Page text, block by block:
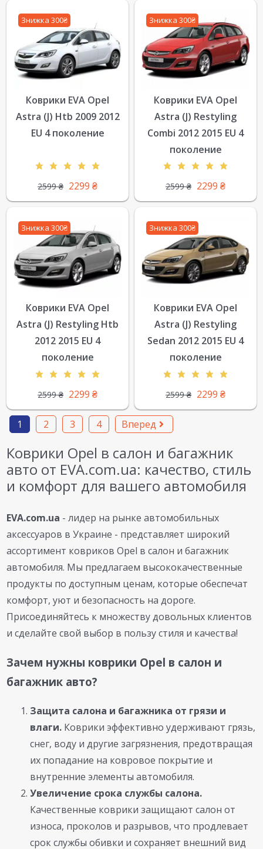
Знижка 300₴
Коврики EVA Opel
Astra (J) Htb 2009 2012
EU 4 поколение
2599₴ 2299 ₴
Знижка 300₴
Коврики EVA Opel
Astra (J) Restyling
Combi 2012 2015 EU 4
поколение
2599₴ 2299 ₴
Знижка 300₴
Коврики EVA Opel
Astra (J) Restyling Htb
2012 2015 EU 4
поколение
2599₴ 2299 ₴
Знижка 300₴
Коврики EVA Opel
Astra (J) Restyling
Sedan 2012 2015 EU 4
поколение
2599₴ 2299 ₴
1 2 3 4 Вперед
Коврики Opel в салон и багажник
авто от EVA.com.ua: качество, стиль
и комфорт для вашего автомобиля
EVA.com.ua - лидер на рынке автомобильных
аксессуаров в Украине - представляет широкий
ассортимент ковриков Opel в салон и багажник
автомобиля. Мы предлагаем высококачественные
продукты по доступным ценам, которые обеспечат
комфорт, уют и безопасность на дороге.
Присоединяйтесь к множеству довольных клиентов
и сделайте свой выбор в пользу стиля и качества!
Зачем нужны коврики Opel в салон и
багажник авто?
Защита салона и багажника от грязи и
влаги. Коврики эффективно удерживают грязь,
снег, воду и другие загрязнения, предотвращая
их попадание на ковровое покрытие и
внутренние элементы автомобиля.
Увеличение срока службы салона.
Качественные коврики защищают салон от
износа, проколов и разрывов, что продлевает
срок службы обивки и сохраняет внешний вид